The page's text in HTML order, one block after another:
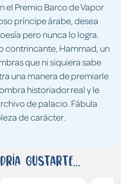
el Premio Barco de Vapor
príncipe árabe, desea
pero nunca lo logra.
contrincante, Hammad, un
que ni siquiera sabe
una manera de premiarle
historiador real y le
de palacio. Fábula
de carácter.
gustarte...